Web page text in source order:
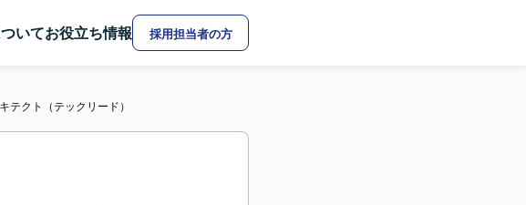
いてお役立ち情報 採用担当者の方
クト（テックリード）